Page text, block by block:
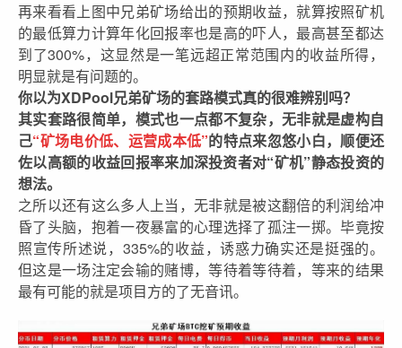
再来看看上图中兄弟矿场给出的预期收益，就算按照矿机
的最低算力计算年化回报率也是高的吓人，最高甚至都达
到了300%，这显然是一笔远超正常范围内的收益所得，
明显就是有问题的。
你以为XDPool兄弟矿场的套路模式真的很难辨别吗？
其实套路很简单，模式也一点都不复杂，无非就是虚构自
己“矿场电价低、运营成本低”的特点来忽悠小白，顺便还
佐以高额的收益回报率来加深投资者对“矿机”静态投资的
想法。
之所以还有这么多人上当，无非就是被这翻倍的利润给冲
昏了头脑，抱着一夜暴富的心理选择了孤注一掷。毕竟按
照宣传所述说，335%的收益，诱惑力确实还是挺强的。
但这是一场注定会输的赌博，等待着等待着，等来的结果
最有可能的就是项目方的了无音讯。